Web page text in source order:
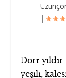
|
Dört yıldır
yeşili,